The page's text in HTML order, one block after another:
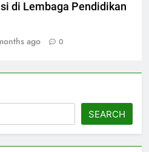
di Lembaga Pendidikan
ago 0
SEARCH